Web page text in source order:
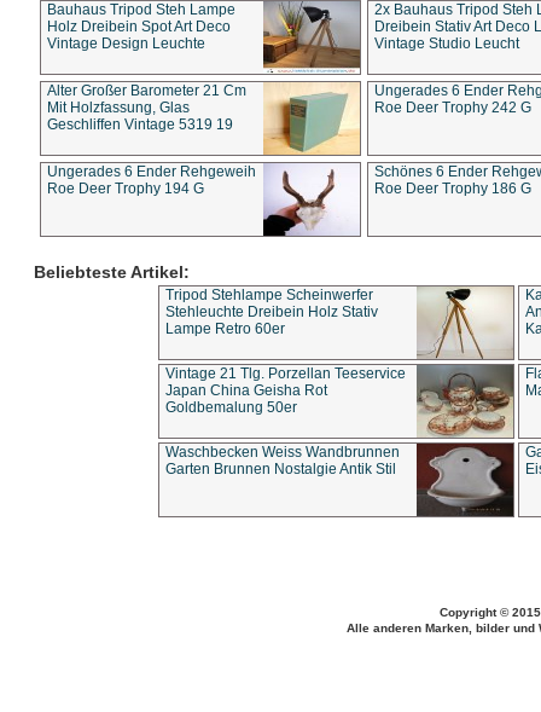
Bauhaus Tripod Steh Lampe
Holz Dreibein Spot Art Deco
Vintage Design Leuchte
2x Bauhaus Tripod Steh
Dreibein Stativ Art Deco
Vintage Studio Leucht
Alter Großer Barometer 21 Cm
Mit Holzfassung, Glas
Geschliffen Vintage 5319 19
Ungerades 6 Ender
Roe Deer Trophy 242 G
Ungerades 6 Ender Rehgeweih
Roe Deer Trophy 194 G
Schönes 6 Ender
Roe Deer Trophy 186 G
Beliebteste Artikel:
Tripod Stehlampe Scheinwerfer
Stehleuchte Dreibein Holz Stativ
Lampe Retro 60er
Vintage 21 Tlg. Porzellan Teeservice
Japan China Geisha Rot
Goldbemalung 50er
Waschbecken Weiss Wandbrunnen
Garten Brunnen Nostalgie Antik Stil
Copyright ©
Alle anderen Marken, bilder und